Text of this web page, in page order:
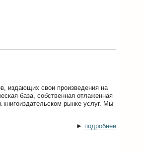
издающих свои произведения на
база, собственная отлаженная
рынке услуг. Мы
► подробнее